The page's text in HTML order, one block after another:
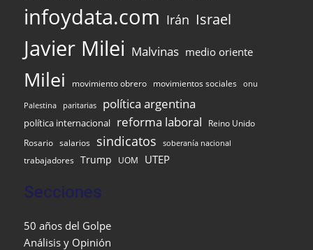
infoydata.com Irán Israel
Javier Milei Malvinas medio oriente
Milei movimiento obrero movimientos sociales onu
Palestina paritarias política argentina
política internacional reforma laboral
Reino Unido
Rosario salarios sindicatos
soberanía nacional
trabajadores
Trump UOM UTEP
Secciones
50 años del Golpe
Análisis y Opinión